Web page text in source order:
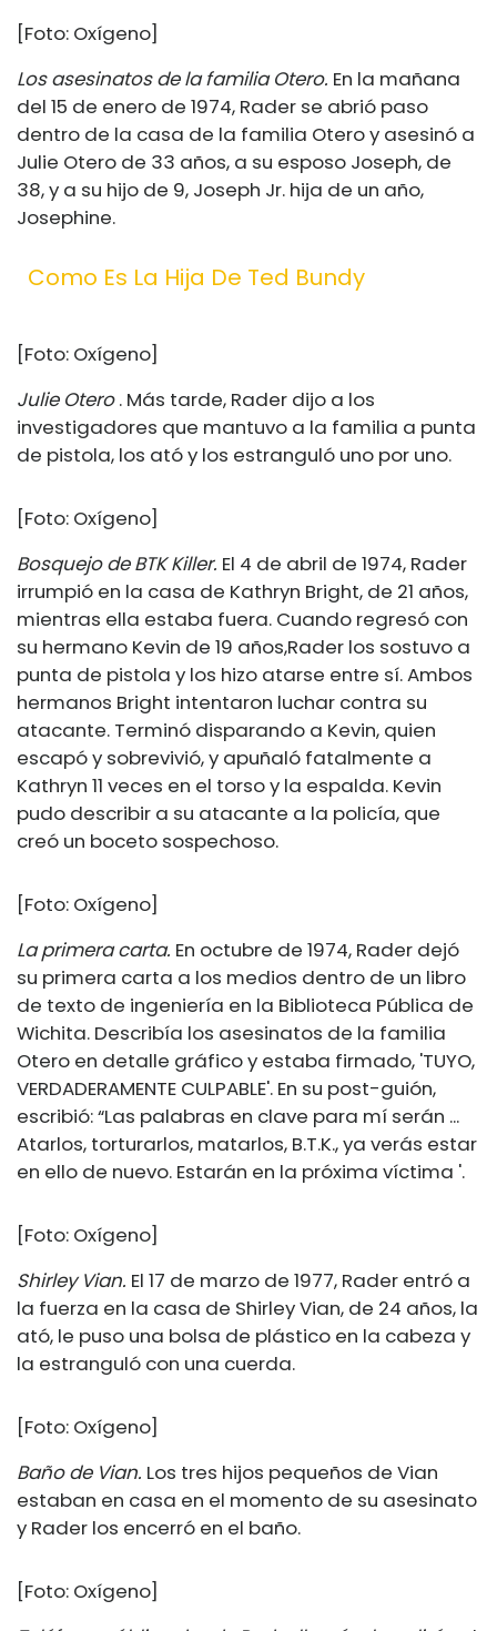
[Foto: Oxígeno]
Los asesinatos de la familia Otero. En la mañana
del 15 de enero de 1974, Rader se abrió paso
dentro de la casa de la familia Otero y asesinó a
Julie Otero de 33 años, a su esposo Joseph, de
38, y a su hijo de 9, Joseph Jr. hija de un año,
Josephine.
Como Es La Hija De Ted Bundy
[Foto: Oxígeno]
Julie Otero. Más tarde, Rader dijo a los
investigadores que mantuvo a la familia a punta
de pistola, los ató y los estranguló uno por uno.
[Foto: Oxígeno]
Bosquejo de BTK Killer. El 4 de abril de 1974, Rader
irrumpió en la casa de Kathryn Bright, de 21 años,
mientras ella estaba fuera. Cuando regresó con
su hermano Kevin de 19 años,Rader los sostuvo a
punta de pistola y los hizo atarse entre sí. Ambos
hermanos Bright intentaron luchar contra su
atacante. Terminó disparando a Kevin, quien
escapó y sobrevivió, y apuñaló fatalmente a
Kathryn 11 veces en el torso y la espalda. Kevin
pudo describir a su atacante a la policía, que
creó un boceto sospechoso.
[Foto: Oxígeno]
La primera carta. En octubre de 1974, Rader dejó
su primera carta a los medios dentro de un libro
de texto de ingeniería en la Biblioteca Pública de
Wichita. Describía los asesinatos de la familia
Otero en detalle gráfico y estaba firmado, 'TUYO,
VERDADERAMENTE CULPABLE'. En su post-guión,
escribió: “Las palabras en clave para mí serán ...
Atarlos, torturarlos, matarlos, B.T.K., ya verás estar
en ello de nuevo. Estarán en la próxima víctima '.
[Foto: Oxígeno]
Shirley Vian. El 17 de marzo de 1977, Rader entró a
la fuerza en la casa de Shirley Vian, de 24 años, la
ató, le puso una bolsa de plástico en la cabeza y
la estranguló con una cuerda.
[Foto: Oxígeno]
Baño de Vian. Los tres hijos pequeños de Vian
estaban en casa en el momento de su asesinato
y Rader los encerró en el baño.
[Foto: Oxígeno]